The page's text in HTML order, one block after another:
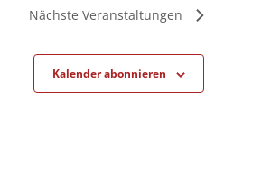
Nächste Veranstaltungen
Kalender abonnieren